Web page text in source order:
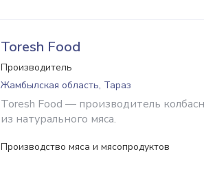
Toresh Food
Производитель
Жамбылская область, Тараз
Toresh Food — производитель
из натурального мяса.
Производство мяса и мясопродуктов